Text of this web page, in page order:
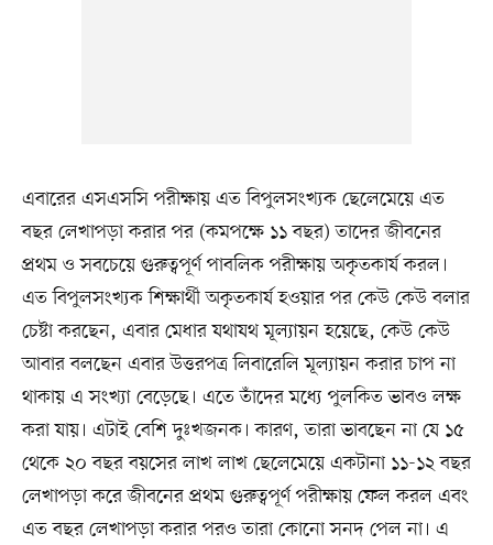
এবারের এসএসসি পরীক্ষায় এত বিপুলসংখ্যক ছেলেমেয়ে এত
বছর লেখাপড়া করার পর (কমপক্ষে ১১ বছর) তাদের জীবনের
প্রথম ও সবচেয়ে গুরুত্বপূর্ণ পাবলিক পরীক্ষায় অকৃতকার্য করল।
এত বিপুলসংখ্যক শিক্ষার্থী অকৃতকার্য হওয়ার পর কেউ কেউ বলার
চেষ্টা করছেন, এবার মেধার যথাযথ মূল্যায়ন হয়েছে, কেউ কেউ
আবার বলছেন এবার উত্তরপত্র লিবারেলি মূল্যায়ন করার চাপ না
থাকায় এ সংখ্যা বেড়েছে। এতে তাঁদের মধ্যে পুলকিত ভাবও লক্ষ
করা যায়। এটাই বেশি দুঃখজনক। কারণ, তারা ভাবছেন না যে ১৫
থেকে ২০ বছর বয়সের লাখ লাখ ছেলেমেয়ে একটানা ১১-১২ বছর
লেখাপড়া করে জীবনের প্রথম গুরুত্বপূর্ণ পরীক্ষায় ফেল করল এবং
এত বছর লেখাপড়া করার পরও তারা কোনো সনদ পেল না। এ